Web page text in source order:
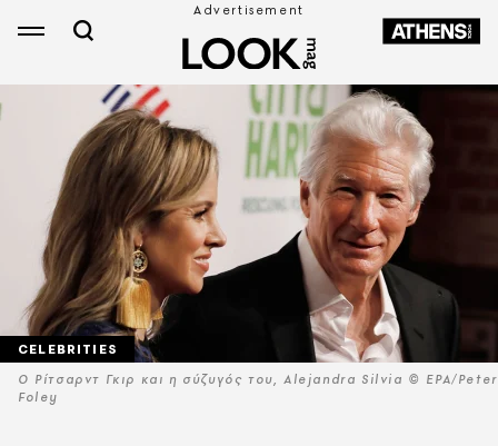
Ο Ρίτσαρντ Γκιρ και η σύζυγός του, Alejandra Silvia © EPA/Peter
Foley
CELEBRITIES